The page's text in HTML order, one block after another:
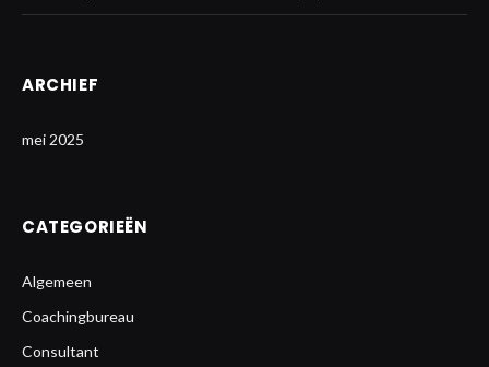
ARCHIEF
mei 2025
CATEGORIEËN
Algemeen
Coachingbureau
Consultant